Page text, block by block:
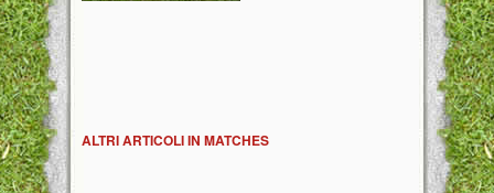
ALTRI ARTICOLI IN MATCHES